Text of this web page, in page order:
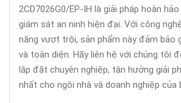
2CD7026G0/EP-IH là giải pháp hoàn
giám sát an ninh hiện đại. Với công
năng vượt trội, sản phẩm này đảm bảo
và toàn diện. Hãy liên hệ với chúng tôi
lắp đặt chuyên nghiệp, tận hưởng giải
nhất cho ngôi nhà và doanh nghiệp của